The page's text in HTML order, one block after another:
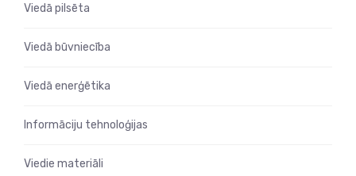
Viedā pilsēta
Viedā būvniecība
Viedā enerģētika
Informāciju tehnoloģijas
Viedie materiāli